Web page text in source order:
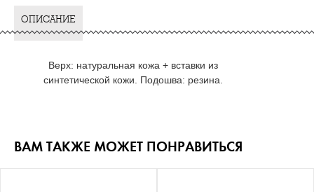
ОПИСАНИЕ
Верх: натуральная кожа + вставки из
синтетической кожи. Подошва: резина.
ВАМ ТАКЖЕ МОЖЕТ ПОНРАВИТЬСЯ